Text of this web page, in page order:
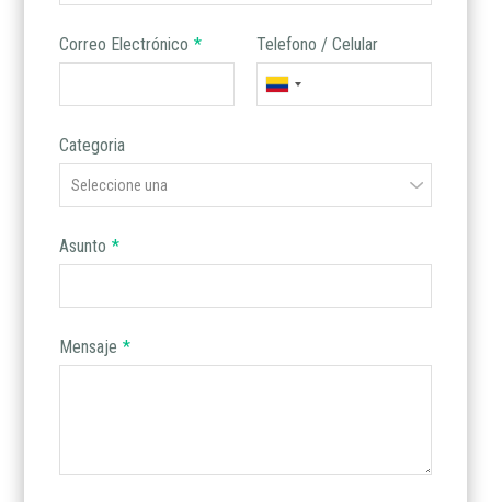
Correo Electrónico * Telefono / Celular
Categoria
Asunto *
Mensaje *